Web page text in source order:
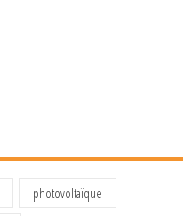
photovoltaïque